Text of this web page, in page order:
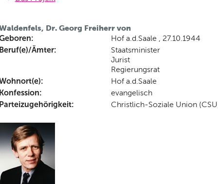
Dr. Georg Freiherr von
Hof a.d.Saale , 27.10.1944
Ämter:
Staatsminister
Jurist
Regierungsrat
Hof a.d.Saale
evangelisch
Christlich-Soziale Union